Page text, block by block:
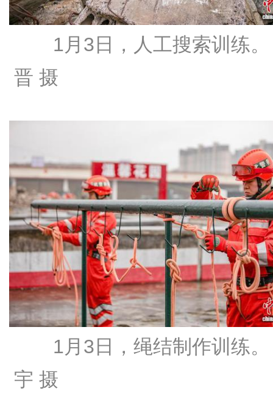
1月3日，人工搜索训练
晋 摄
1月3日，绳结制作训练
宇 摄